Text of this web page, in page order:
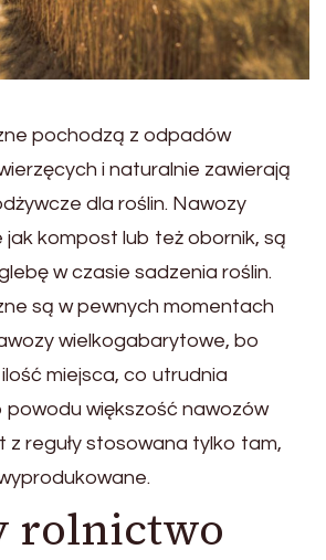
pochodzą z odpadów
i naturalnie zawierają
dla roślin. Nawozy
kompost lub też obornik, są
w czasie sadzenia roślin.
są w pewnych momentach
wielkogabarytowe, bo
miejsca, co utrudnia
większość nawozów
z reguły stosowana tylko tam,
rolnictwo